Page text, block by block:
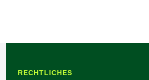
RECHTLICHES